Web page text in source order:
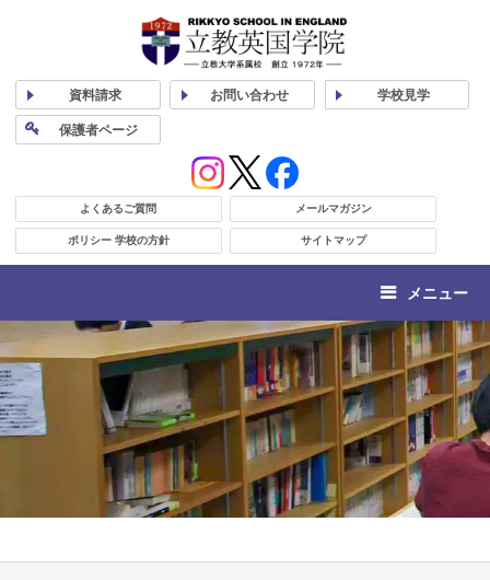
資料請求 お問い合わせ 学校見学
保護者ページ
よくあるご質問 メールマガジン
ポリシー 学校の方針 サイトマップ
メニュー